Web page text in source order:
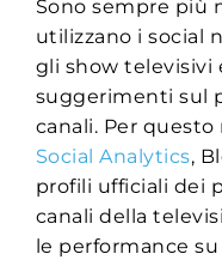
Sono sempre più
utilizzano i social
gli show televisivi
suggerimenti sul
canali. Per
Social Analytics,
profili ufficiali dei
canali della
le performance su